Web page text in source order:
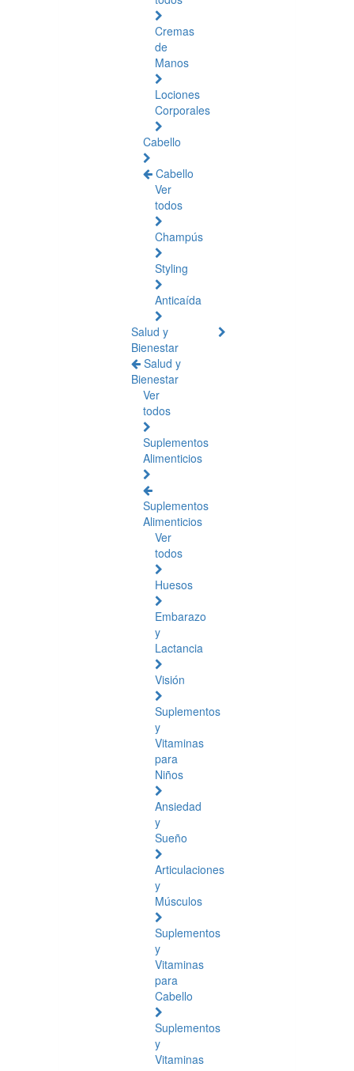
Cremas
de
Manos
Lociones
Corporales
Cabello
Cabello
Ver
todos
Champús
Styling
Anticaída
Salud y
Bienestar
Salud y
Bienestar
Ver
todos
Suplementos
Alimenticios
Suplementos
Alimenticios
Ver
todos
Huesos
Embarazo
y
Lactancia
Visión
Suplementos
y
Vitaminas
para
Niños
Ansiedad
y
Sueño
Articulaciones
y
Músculos
Suplementos
y
Vitaminas
para
Cabello
Suplementos
y
Vitaminas